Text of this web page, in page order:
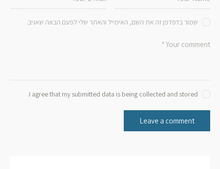
שמור בדפדפן זה את השם, האימייל והאתר שלי לפעם הבאה שאגיב.
I agree that my submitted data is being collected and stored.